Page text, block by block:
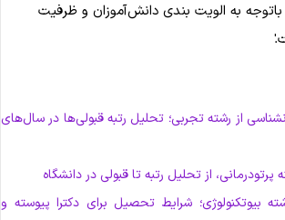
به الویت بندی دانش‌آموزان و ظرفیت
از رشته تجربی؛ تحلیل رتبه قبولی‌ها در سال‌های
پرتودرمانی، از تحلیل رتبه تا قبولی در دانشگاه
بیوتکنولوژی؛ شرایط تحصیل برای دکترا پیوسته و